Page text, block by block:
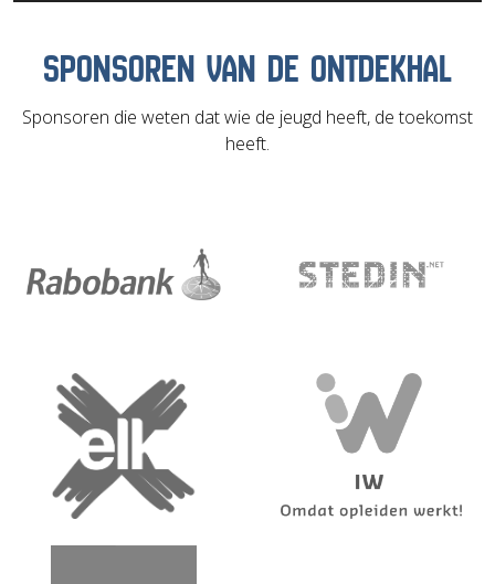
SPONSOREN VAN DE ONTDEKHAL
Sponsoren die weten dat wie de jeugd heeft, de toekomst
heeft.